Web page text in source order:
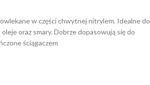
w części chwytnej nitrylem. Idealne do
oraz smary. Dobrze dopasowują się do
ściągaczem